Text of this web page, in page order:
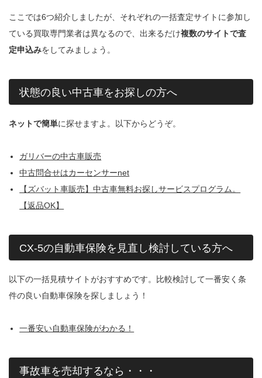
ここでは6つ紹介しましたが、それぞれの一括査定サイトに参加し
ている買取専門業者は異なるので、出来るだけ複数のサイトで査
定申込みをしてみましょう。
状態の良い中古車をお探しの方へ
ネットで簡単に探せますよ。以下からどうぞ。
ガリバーの中古車販売
中古問合せはカーセンサーnet
【ズバット車販売】中古車無料お探しサービスプログラム。
【返品OK】
CX-5の自動車保険を見直し検討している方へ
以下の一括見積サイトがおすすめです。比較検討して一番安く条
件の良い自動車保険を探しましょう！
一番安い自動車保険がわかる！
事故車を売却するなら・・・